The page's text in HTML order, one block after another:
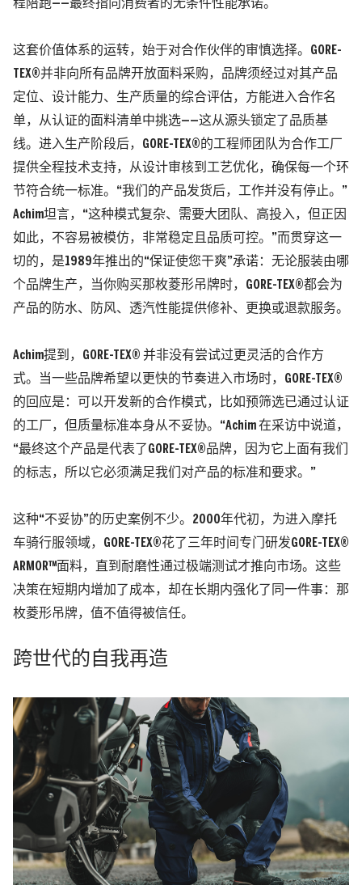
程陪跑——最终指向消费者的无条件性能承诺。
这套价值体系的运转，始于对合作伙伴的审慎选择。GORE-
TEX®并非向所有品牌开放面料采购，品牌须经过对其产品
定位、设计能力、生产质量的综合评估，方能进入合作名
单，从认证的面料清单中挑选——这从源头锁定了品质基
线。进入生产阶段后，GORE-TEX®的工程师团队为合作工厂
提供全程技术支持，从设计审核到工艺优化，确保每一个环
节符合统一标准。 “我们的产品发货后，工作并没有停止。”
Achim坦言，“这种模式复杂、需要大团队、高投入，但正因
如此，不容易被模仿，非常稳定且品质可控。”而贯穿这一
切的，是1989年推出的“保证使您干爽”承诺：无论服装由哪
个品牌生产，当你购买那枚菱形吊牌时，GORE-TEX®都会为
产品的防水、防风、透汽性能提供修补、更换或退款服务。
Achim提到，GORE-TEX® 并非没有尝试过更灵活的合作方
式。当一些品牌希望以更快的节奏进入市场时，GORE-TEX®
的回应是：可以开发新的合作模式，比如预筛选已通过认证
的工厂，但质量标准本身从不妥协。 “Achim 在采访中说道，
“最终这个产品是代表了GORE-TEX®品牌，因为它上面有我们
的标志，所以它必须满足我们对产品的标准和要求。”
这种“不妥协”的历史案例不少。2000年代初，为进入摩托
车骑行服领域，GORE-TEX®花了三年时间专门研发GORE-TEX®
ARMOR™面料，直到耐磨性通过极端测试才推向市场。这些
决策在短期内增加了成本，却在长期内强化了同一件事：那
枚菱形吊牌，值不值得被信任。
跨世代的自我再造